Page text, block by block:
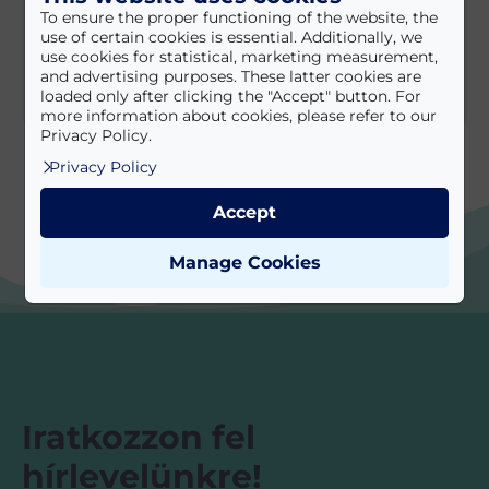
2025.11.11. 12:48
Rare Reformer Pilates Stúdió
Iratkozzon fel
hírlevelünkre!
To ensure the proper functioning of the website, the
use of certain cookies is essential. Additionally, we
use cookies for statistical, marketing measurement,
and advertising purposes. These latter cookies are
loaded only after clicking the "Accept" button. For
more information about cookies, please refer to our
Privacy Policy.
Privacy Policy
Manage Cookies
Accept